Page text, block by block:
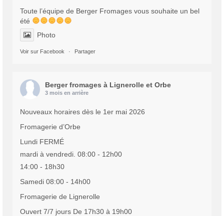
Toute l’équipe de Berger Fromages vous souhaite un bel
été
Photo
Voir sur Facebook · Partager
Berger fromages à Lignerolle et Orbe
3 mois en arrière
Nouveaux horaires dès le 1er mai 2026
Fromagerie d’Orbe
Lundi FERMÉ
mardi à vendredi. 08:00 - 12h00
14:00 - 18h30
Samedi 08:00 - 14h00
Fromagerie de Lignerolle
Ouvert 7/7 jours De 17h30 à 19h00